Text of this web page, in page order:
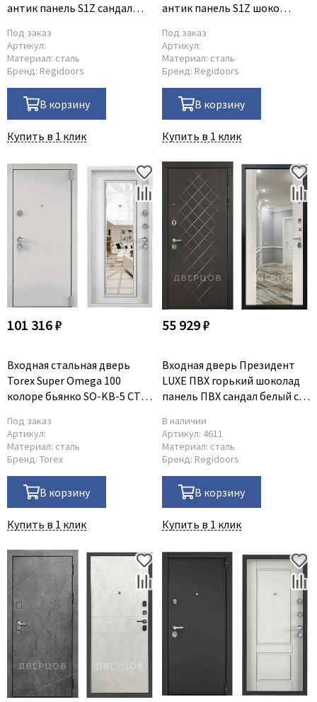
антик панель S1Z сандал
Под заказ
Артикул:
Материал: сталь
Бренд: Regidoors
В корзину
Купить в 1 клик
антик панель S1Z шоко
Под заказ
Артикул:
Материал: сталь
Бренд: Regidoors
В корзину
Купить в 1 клик
101 316 ₽
Входная стальная дверь
Torex Super Omega 100
колоре бьянко SO-KB-5 СТ
Под заказ
Артикул:
Материал: сталь
Бренд: Torex
В корзину
Купить в 1 клик
55 929 ₽
Входная дверь Президент
LUXE ПВХ горький шоколад
панель ПВХ сандал белый с
В наличии
Артикул: 4611
Материал: сталь
Бренд: Regidoors
В корзину
Купить в 1 клик